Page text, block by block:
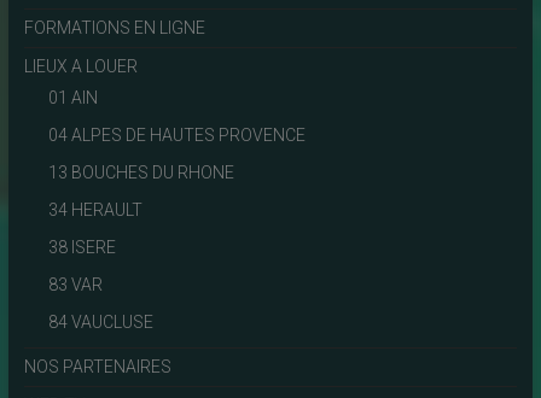
FORMATIONS EN LIGNE
LIEUX A LOUER
01 AIN
04 ALPES DE HAUTES PROVENCE
13 BOUCHES DU RHONE
34 HERAULT
38 ISERE
83 VAR
84 VAUCLUSE
NOS PARTENAIRES